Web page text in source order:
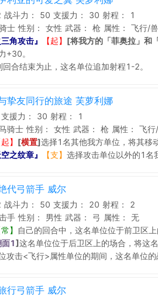
战斗力： 50 支援力： 30 射程：
1
士 性别： 女性 武器： 枪 属性：
飞行/
角攻击』 【起】 [将我方的「菲奥拉」和
+30。
回合结束为止，这名单位追加射程1-2。
挚友同行的旅途 芙萝利娜
支援力： 30 射程：
1
骑士 性别： 女性 武器： 枪 属性：
飞行
起】 [横置]选择1名其他我方单位，将其移动
空之纹章』 【支】 选择攻击单位以外的1名
代弓箭手 威尔
战斗力： 50 支援力： 20 射程：
2
手 性别： 男性 武器： 弓 属性：
无
常】
自己的回合中，这名单位位于前卫区
1]这名单位位于后卫区上的场合，将这名
攻击<飞行>属性单位的期间，这名单位的
行弓箭手 威尔